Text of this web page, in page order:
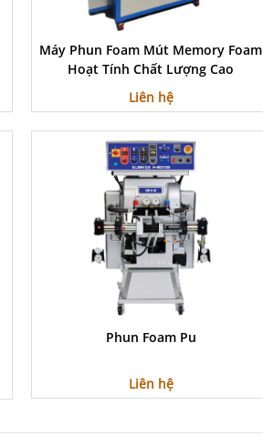
Máy Phun Foam Mút Memory Foam
Hoạt Tính Chất Lượng Cao
Liên hệ
Phun Foam Pu
Liên hệ